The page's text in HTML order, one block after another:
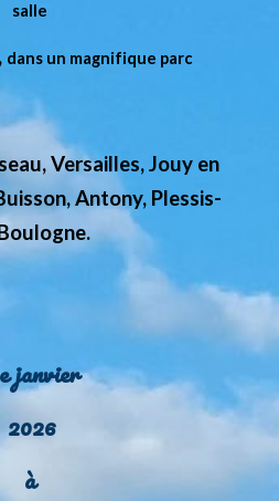
salle
dans un magnifique parc
Versailles, Jouy en
uisson, Antony, Plessis-
janvier
2026
à